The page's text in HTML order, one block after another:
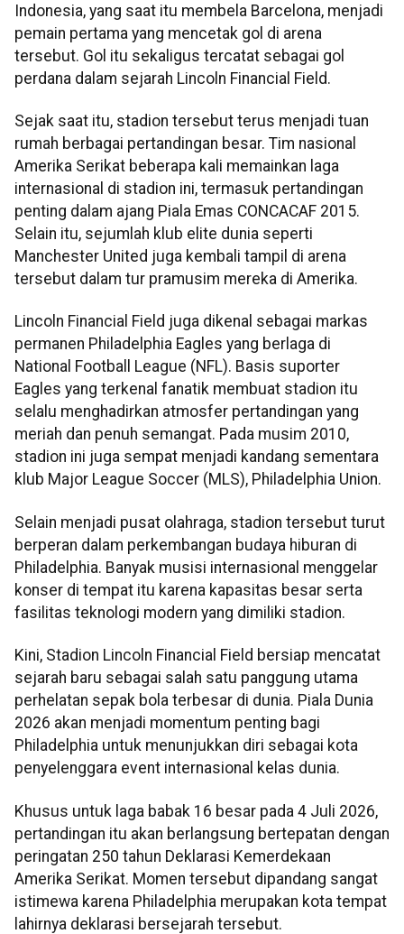
Indonesia, yang saat itu membela Barcelona, menjadi
pemain pertama yang mencetak gol di arena
tersebut. Gol itu sekaligus tercatat sebagai gol
perdana dalam sejarah Lincoln Financial Field.
Sejak saat itu, stadion tersebut terus menjadi tuan
rumah berbagai pertandingan besar. Tim nasional
Amerika Serikat beberapa kali memainkan laga
internasional di stadion ini, termasuk pertandingan
penting dalam ajang Piala Emas CONCACAF 2015.
Selain itu, sejumlah klub elite dunia seperti
Manchester United juga kembali tampil di arena
tersebut dalam tur pramusim mereka di Amerika.
Lincoln Financial Field juga dikenal sebagai markas
permanen Philadelphia Eagles yang berlaga di
National Football League (NFL). Basis suporter
Eagles yang terkenal fanatik membuat stadion itu
selalu menghadirkan atmosfer pertandingan yang
meriah dan penuh semangat. Pada musim 2010,
stadion ini juga sempat menjadi kandang sementara
klub Major League Soccer (MLS), Philadelphia Union.
Selain menjadi pusat olahraga, stadion tersebut turut
berperan dalam perkembangan budaya hiburan di
Philadelphia. Banyak musisi internasional menggelar
konser di tempat itu karena kapasitas besar serta
fasilitas teknologi modern yang dimiliki stadion.
Kini, Stadion Lincoln Financial Field bersiap mencatat
sejarah baru sebagai salah satu panggung utama
perhelatan sepak bola terbesar di dunia. Piala Dunia
2026 akan menjadi momentum penting bagi
Philadelphia untuk menunjukkan diri sebagai kota
penyelenggara event internasional kelas dunia.
Khusus untuk laga babak 16 besar pada 4 Juli 2026,
pertandingan itu akan berlangsung bertepatan dengan
peringatan 250 tahun Deklarasi Kemerdekaan
Amerika Serikat. Momen tersebut dipandang sangat
istimewa karena Philadelphia merupakan kota tempat
lahirnya deklarasi bersejarah tersebut.